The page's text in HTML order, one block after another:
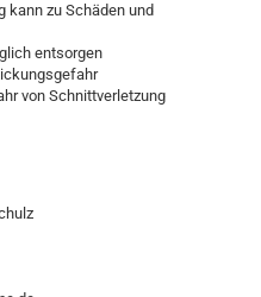
kann zu Schäden und
entsorgen
von Schnittverletzung